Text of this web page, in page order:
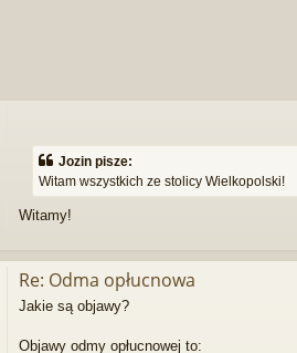
Jozin pisze:
Witam wszystkich ze stolicy Wielkopolski!
Witamy!
Re: Odma opłucnowa
Jakie są objawy?
Objawy odmy opłucnowej to: